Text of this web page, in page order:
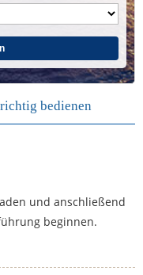
bedienen
und anschließend
beginnen.